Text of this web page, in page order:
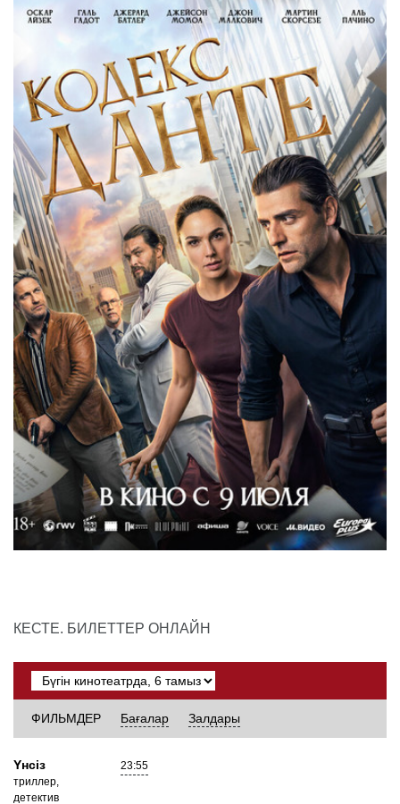
КЕСТЕ. БИЛЕТТЕР ОНЛАЙН
ФИЛЬМДЕР Бағалар Залдары
Yнсiз
триллер,
детектив
23:55